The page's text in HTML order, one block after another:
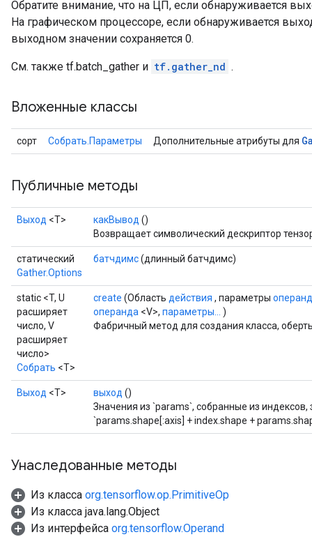
Обратите внимание, что на ЦП, если обнаруживается
На графическом процессоре, если обнаруживается
выходном значении сохраняется 0.
См. также tf.batch_gather и tf.gather_nd .
Вложенные классы
сорт Собрать.Параметры Дополнительные атрибуты для
Публичные методы
Выход <Т> какВывод ()
Возвращает символический дескриптор
статический
Gather.Options
батчдимс(длинный батчдимс)
static <T, U
расширяет
число, V
расширяет
число>
Собрать <T>
create (Область действия , параметры
операнда <V>, параметры...
)
Фабричный метод для создания класса,
Выход <Т> выход ()
Значения из `params`, собранные из
`params.shape[:axis] + index.shape +
Унаследованные методы
Из класса org.tensorflow.op.PrimitiveOp
Из класса java.lang.Object
Из интерфейса org.tensorflow.Operand